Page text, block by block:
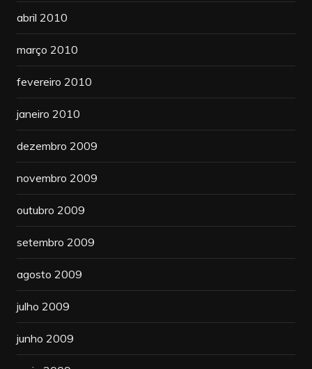
abril 2010
março 2010
fevereiro 2010
janeiro 2010
dezembro 2009
novembro 2009
outubro 2009
setembro 2009
agosto 2009
julho 2009
junho 2009